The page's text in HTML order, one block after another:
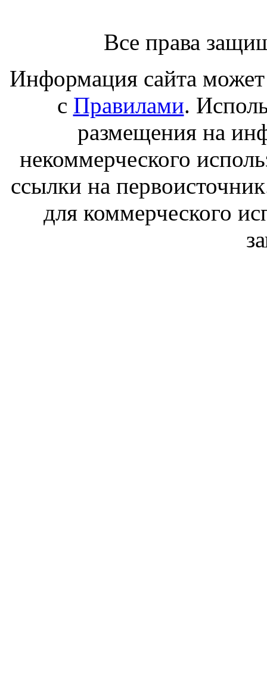
Все права
Информация сайта может
с Правилами.
размещения на
некоммерческого
ссылки на
для коммерческого